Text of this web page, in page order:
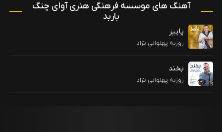
آهنگ های موسسه فرهنگی هنری آوای چنگ
باربد
پاییز
روزبه پهلوانی نژاد
بخند
روزبه پهلوانی نژاد